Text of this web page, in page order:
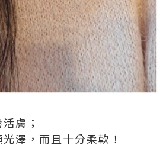
膚；
澤，而且十分柔軟！